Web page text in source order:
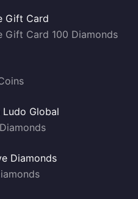
Gift Card
Gift Card 100 Diamonds
Ludo Global
Diamonds